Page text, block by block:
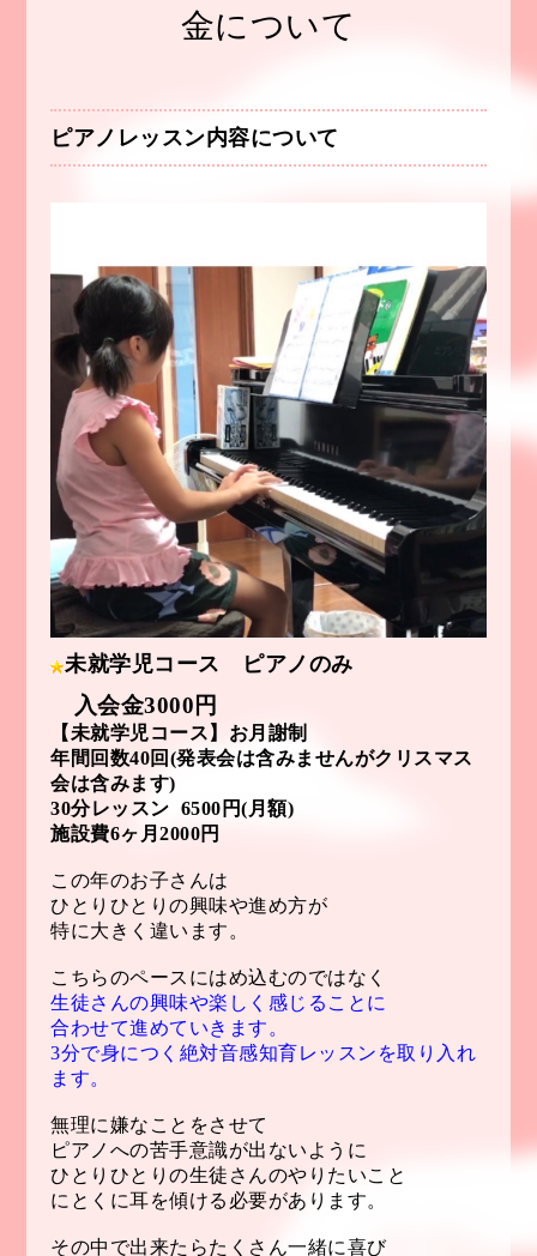
金について
ピアノレッスン内容について
未就学児コース ピアノのみ
入会金3000円
【未就学児コース】お月謝制
年間回数40回(発表会は含みませんがクリスマス
会は含みます)
30分レッスン 6500円(月額)
施設費6ヶ月2000円
この年のお子さんは
ひとりひとりの興味や進め方が
特に大きく違います。
こちらのペースにはめ込むのではなく
生徒さんの興味や楽しく感じることに
合わせて進めていきます。
3分で身につく絶対音感知育レッスンを取り入れ
ます。
無理に嫌なこと をさせて
ピアノへの苦手意識が出ないように
ひとりひとりの生徒さんのやりたいこと
にとくに耳を傾ける必要があります。
その中で出来たらたくさん一緒に喜び